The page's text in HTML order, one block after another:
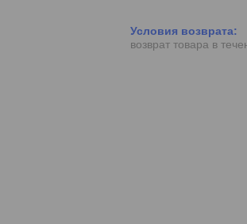
возврат товара в